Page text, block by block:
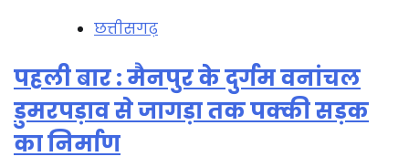
छत्तीसगढ़
पहली बार : मैनपुर के दुर्गम वनांचल
डुमरपड़ाव से जागड़ा तक पक्की सड़क
का निर्माण